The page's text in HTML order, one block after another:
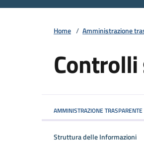
Home / Amministrazione
AMMINISTRAZIONE TRASPARENTE
Struttura delle Informazioni